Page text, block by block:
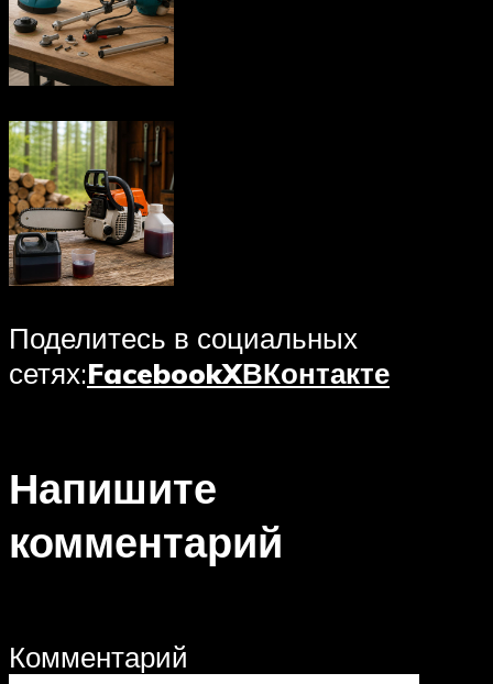
Поделитесь в социальных
сетях:FacebookXВКонтакте
Напишите
комментарий
Комментарий